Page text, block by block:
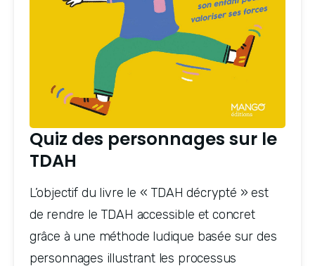
Quiz des personnages sur le
TDAH
L’objectif du livre le « TDAH décrypté » est
de rendre le TDAH accessible et concret
grâce à une méthode ludique basée sur des
personnages illustrant les processus